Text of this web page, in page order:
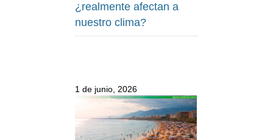
¿realmente afectan a
nuestro clima?
1 de junio, 2026